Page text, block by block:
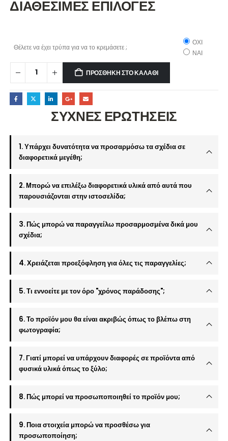
ΔΙΑΘΕΣΙΜΕΣ ΕΠΙΛΟΓΕΣ
Θέλετε να έχει τρύπα για να το κρεμάσετε ;
ΟΧΙ
ΝΑΙ
ΠΡΟΣΘΉΚΗ ΣΤΟ ΚΑΛΆΘΙ
ΣΥΧΝΕΣ ΕΡΩΤΗΣΕΙΣ
1. Υπάρχει δυνατότητα να προσαρμόσω τα σχέδια σε
διαφορετικά μεγέθη;
2. Μπορώ να επιλέξω διαφορετικά υλικά από αυτά που
παρουσιάζονται στην ιστοσελίδα;
3. Πώς μπορώ να παραγγείλω προσαρμοσμένα δικά μου
σχέδια;
4. Χρειάζεται προεξόφληση για όλες τις παραγγελίες;
5. Τι εννοείτε με τον όρο "χρόνος παράδοσης";
6. Το προϊόν μου θα είναι ακριβώς όπως το βλέπω στη
φωτογραφία;
7. Γιατί μπορεί να υπάρχουν διαφορές σε προϊόντα από
φυσικά υλικά όπως το ξύλο;
8. Πώς μπορεί να προσωποποιηθεί το προϊόν μου;
9. Ποια στοιχεία μπορώ να προσθέσω για
προσωποποίηση;